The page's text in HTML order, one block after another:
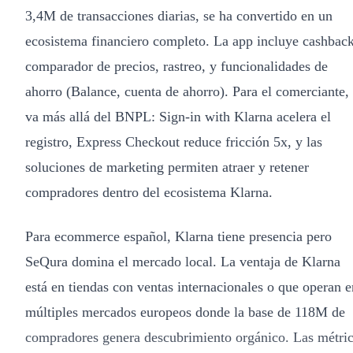
3,4M de transacciones diarias, se ha convertido en un
ecosistema financiero completo. La app incluye
comparador de precios, rastreo, y funcionalidades de
ahorro (Balance, cuenta de ahorro). Para el comerciante,
va más allá del BNPL: Sign-in with Klarna acelera el
registro, Express Checkout reduce fricción 5x, y las
soluciones de marketing permiten atraer y retener
compradores dentro del ecosistema Klarna.
Para ecommerce español, Klarna tiene presencia pero
SeQura domina el mercado local. La ventaja de Klarna
está en tiendas con ventas internacionales o que operan
múltiples mercados europeos donde la base de 118M de
compradores genera descubrimiento orgánico. Las